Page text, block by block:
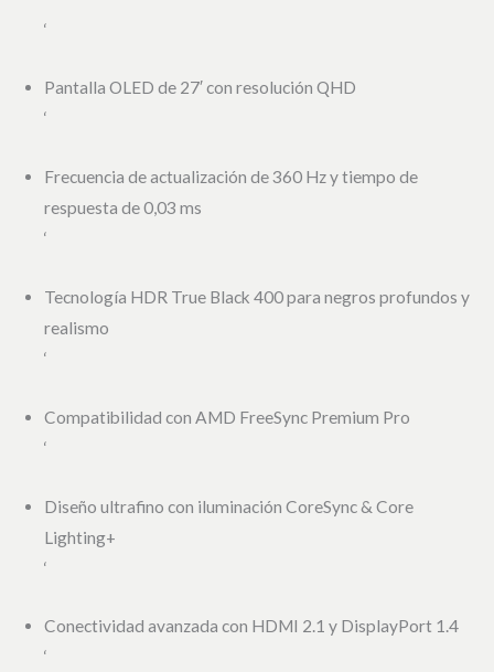
‘
Pantalla OLED de 27′ con resolución QHD
‘
Frecuencia de actualización de 360 Hz y tiempo de
respuesta de 0,03 ms
‘
Tecnología HDR True Black 400 para negros profundos y
realismo
‘
Compatibilidad con AMD FreeSync Premium Pro
‘
Diseño ultrafino con iluminación CoreSync & Core
Lighting+
‘
Conectividad avanzada con HDMI 2.1 y DisplayPort 1.4
‘